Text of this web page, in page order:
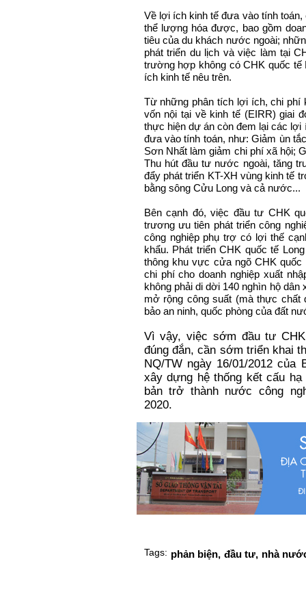
Về lợi ích kinh tế đưa vào tính
thể lượng hóa được, bao gồm
tiêu của du khách nước ngoài;
phát triển du lịch và việc làm tại
trường hợp không có CHK quốc
ích kinh tế nêu trên.
Từ những phân tích lợi ích, chi phí
vốn nội tại về kinh tế (EIRR) giai
thực hiện dự án còn đem lại các lợi
đưa vào tính toán, như: Giảm ùn
Sơn Nhất làm giảm chi phí xã hội;
Thu hút đầu tư nước ngoài, tăng
đẩy phát triển KT-XH vùng kinh tế
bằng sông Cửu Long và cả nước...
Bên cạnh đó, việc đầu tư CHK
trương ưu tiên phát triển công
công nghiệp phụ trợ có lợi thế
khẩu. Phát triển CHK quốc tế
thông khu vực cửa ngõ CHK
chi phí cho doanh nghiệp xuất
không phải di dời 140 nghìn hộ
mở rộng công suất (mà thực chất
bảo an ninh, quốc phòng của đất
Vì vậy, việc sớm đầu tư
đúng đắn, cần sớm triển khai
NQ/TW ngày 16/01/2012 của
xây dựng hệ thống kết cấu
bản trở thành nước công
2020.
Tags: phản biện, đầu tư, nhà